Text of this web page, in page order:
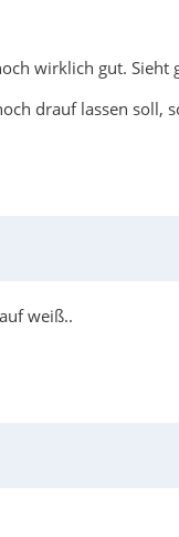
wirklich gut. Sieht
drauf lassen soll,
weiß..